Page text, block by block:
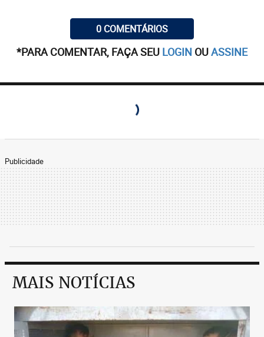
0 COMENTÁRIOS
*PARA COMENTAR, FAÇA SEU LOGIN OUASSINE
Publicidade
MAIS NOTÍCIAS